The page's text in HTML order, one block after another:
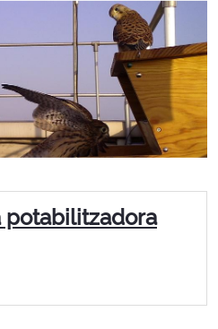
potabilitzadora